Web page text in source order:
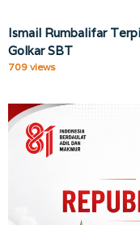
Ismail Rumbalifar
Golkar SBT
709 views